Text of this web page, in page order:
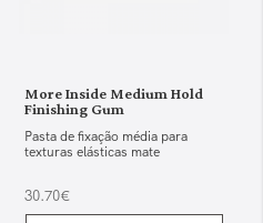
More Inside Medium Hold
Finishing Gum
Pasta de fixação média para
texturas elásticas mate
30.70€